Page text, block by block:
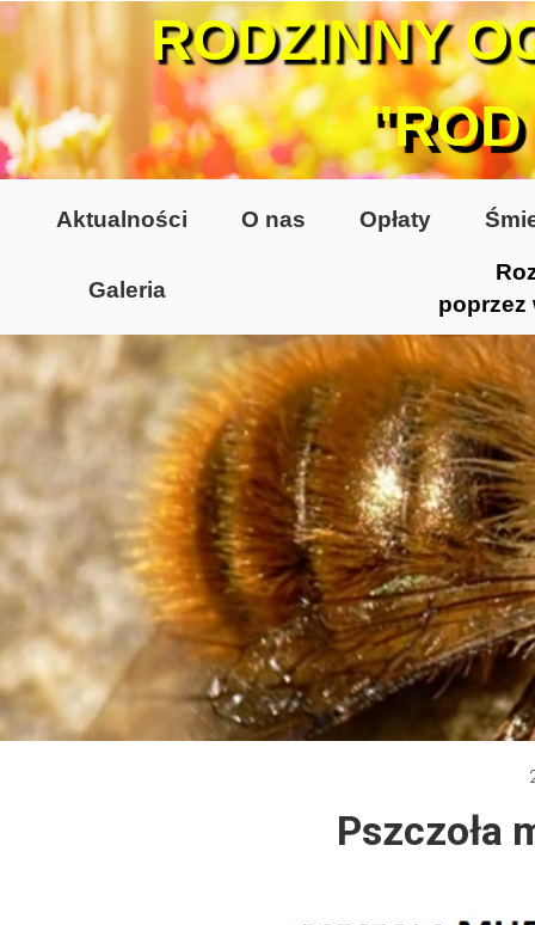
poprzez
Galeria
Lata 70-te, lata 80-te
Altany lata 70-te, 80-te
Dzień Działkowca 2005
Dzień Działkowca 2006
Dzień Działkowca 2012
Protest w Warszawie 2013
Protest w Bydgoszczy 2013
Dzień Działkowca 2014
Aktualności O nas Opłaty
RODZINNY
Pszczoła